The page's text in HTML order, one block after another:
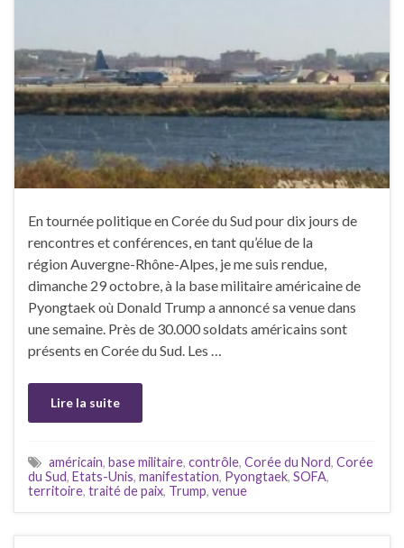
En tournée politique en Corée du Sud pour dix jours de
rencontres et conférences, en tant qu’élue de la
région Auvergne-Rhône-Alpes, je me suis rendue,
dimanche 29 octobre, à la base militaire américaine de
Pyongtaek où Donald Trump a annoncé sa venue dans
une semaine. Près de 30.000 soldats américains sont
présents en Corée du Sud. Les …
Lire la suite
américain, base militaire, contrôle, Corée du Nord, Corée
du Sud, Etats-Unis, manifestation, Pyongtaek, SOFA,
territoire, traité de paix, Trump, venue